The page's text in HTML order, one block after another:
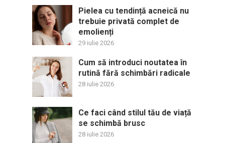
Pielea cu tendință acneică nu
trebuie privată complet de
emolienți
29 iulie 2026
Cum să introduci noutatea în
rutină fără schimbări radicale
28 iulie 2026
Ce faci când stilul tău de viață
se schimbă brusc
28 iulie 2026